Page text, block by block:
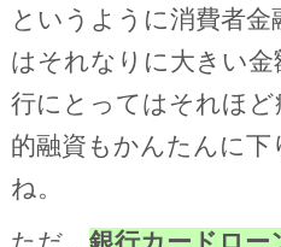
というように消費者金
はそれなりに大きい
行にとってはそれほ
的融資もかんたんに
ね。
ただ、 銀行カードロー